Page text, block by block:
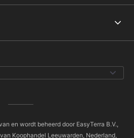
en wordt beheerd door EasyTerra B.V.,
Koophandel Leeuwarden, Nederland,